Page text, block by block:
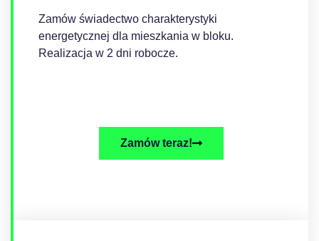
Zamów świadectwo charakterystyki
energetycznej dla mieszkania w bloku.
Realizacja w 2 dni robocze.
Zamów teraz!